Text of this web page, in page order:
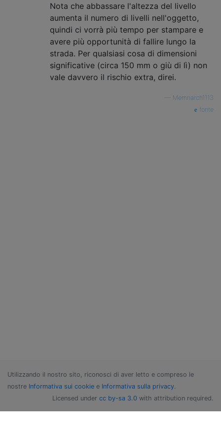
Nota che abbassare l'altezza del livello
aumenta il numero di livelli nell'oggetto,
quindi ci vorrà più tempo per stampare e
avere più opportunità di fallire lungo la
strada. Per qualsiasi cosa di dimensioni
significative (circa 150 mm o giù di lì) non
vale davvero il rischio extra, direi.
Memnarch1113
fonte
Utilizzando il nostro sito, riconosci di aver letto e compreso le
nostre Informativa sui cookie e Informativa sulla privacy.
Licensed under cc by-sa 3.0 with attribution required.